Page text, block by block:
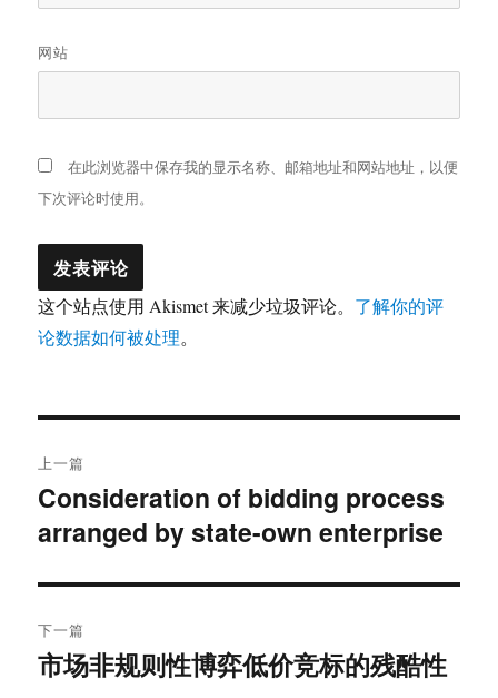
网站
在此浏览器中保存我的显示名称、邮箱地址和网站地址，以便
下次评论时使用。
这个站点使用 Akismet 来减少垃圾评论。 了解你的评
论数据如何被处理。
章
导
航
上一篇
上
篇
章：
Consideration of bidding process
arranged by state-own enterprise
下一篇
下
市场非规则性博弈低价竞标的残酷性